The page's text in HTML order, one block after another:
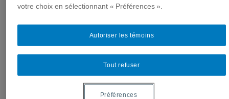
12 avril 2024
Quatre chercheuses de l’équipe SAGE, soit Mélanie
Lefrançois, Stéphanie Bernstein, Karen Messing et
Marie-Eve Major, ont participé en mars dernier à une
journée portant sur les enjeux actuels entourant les
Québec (en mettant l’accent sur les réalités
votre choix en sélectionnant « Préférences ».
Tout refuser
Autoriser les témoins
Préférences